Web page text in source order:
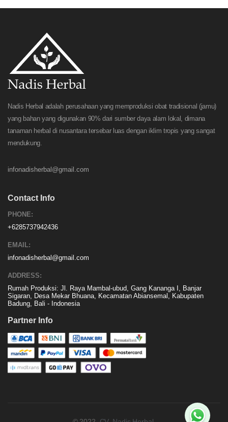
Nadis Herbal adalah perusahaan yang memproduksi obat tradisional (jamu)
yang bahan yang digunakan 90% dari sumber daya alam lokal, dimana
tanaman herbal di nusantara tersebar luas dengan iklim tropis yang sangat
mendukung.
infonadisherbal@gmail.com
Contact Info
PHONE:
+6285737942436
EMAIL:
infonadisherbal@gmail.com
ADDRESS:
Rumah Produksi: Jl. Raya Mambal-ubud, Gang Kananga I, Banjar
Sigaran, Desa Mekar Bhuana, Kecamatan Abiansemal, Kabupaten
Badung, Bali - Indonesia
Partner Info